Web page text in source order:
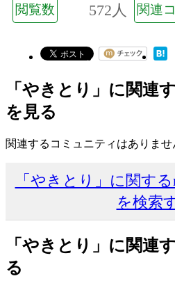
閲覧数 572人 関連
「やきとり」に関連
を見る
関連するコミュニティはありませ
「やきとり」に関す
を検索
「やきとり」に関連
る